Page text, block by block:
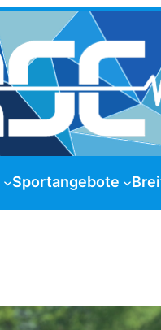
Sportangebote